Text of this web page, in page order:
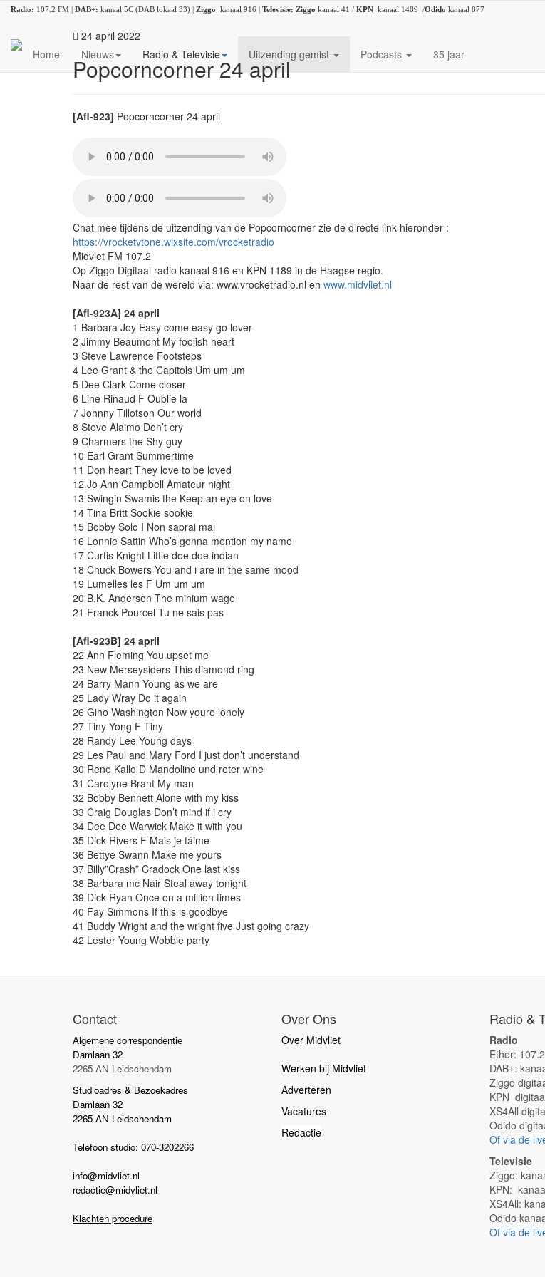
Radio: 107.2 FM | DAB+: kanaal 5C (DAB lokaal 33) | Ziggo kanaal 916 | Televisie: Ziggo kanaal 41 / KPN kanaal 1489 /Odido kanaal 877
Home Nieuws Radio & Televisie Uitzending gemist Podcasts 35 jaar
24 april 2022
Popcorncorner 24 april
[Afl-923] Popcorncorner 24 april
Chat mee tijdens de uitzending van de Popcorncorner zie de directe link hieronder :
https://vrocketvtone.wixsite.com/vrocketradio
Midvlet FM 107.2
Op Ziggo Digitaal radio kanaal 916 en KPN 1189 in de Haagse regio.
Naar de rest van de wereld via: www.vrocketradio.nl en www.midvliet.nl
[Afl-923A] 24 april
1 Barbara Joy Easy come easy go lover
2 Jimmy Beaumont My foolish heart
3 Steve Lawrence Footsteps
4 Lee Grant & the Capitols Um um um
5 Dee Clark Come closer
6 Line Rinaud F Oublie la
7 Johnny Tillotson Our world
8 Steve Alaimo Don’t cry
9 Charmers the Shy guy
10 Earl Grant Summertime
11 Don heart They love to be loved
12 Jo Ann Campbell Amateur night
13 Swingin Swamis the Keep an eye on love
14 Tina Britt Sookie sookie
15 Bobby Solo I Non saprai mai
16 Lonnie Sattin Who’s gonna mention my name
17 Curtis Knight Little doe doe indian
18 Chuck Bowers You and i are in the same mood
19 Lumelles les F Um um um
20 B.K. Anderson The minium wage
21 Franck Pourcel Tu ne sais pas
[Afl-923B] 24 april
22 Ann Fleming You upset me
23 New Merseysiders This diamond ring
24 Barry Mann Young as we are
25 Lady Wray Do it again
26 Gino Washington Now youre lonely
27 Tiny Yong F Tiny
28 Randy Lee Young days
29 Les Paul and Mary Ford I just don’t understand
30 Rene Kallo D Mandoline und roter wine
31 Carolyne Brant My man
32 Bobby Bennett Alone with my kiss
33 Craig Douglas Don’t mind if i cry
34 Dee Dee Warwick Make it with you
35 Dick Rivers F Mais je táime
36 Bettye Swann Make me yours
37 Billy”Crash” Cradock One last kiss
38 Barbara mc Nair Steal away tonight
39 Dick Ryan Once on a million times
40 Fay Simmons If this is goodbye
41 Buddy Wright and the wright five Just going crazy
42 Lester Young Wobble party
Contact
Algemene correspondentie
Damlaan 32
2265 AN Leidschendam
Studioadres & Bezoekadres
Damlaan 32
2265 AN Leidschendam
Telefoon studio: 070-3202266
info@midvliet.nl
redactie@midvliet.nl
Klachten procedure
Over Ons
Over Midvliet
Werken bij Midvliet
Adverteren
Vacatures
Redactie
Radio &
Radio
Ether:
DAB+:
Ziggo
KPN
XS4All
Odido
Of via de
Televisie
Ziggo:
KPN:
XS4All:
Odido
Of via de